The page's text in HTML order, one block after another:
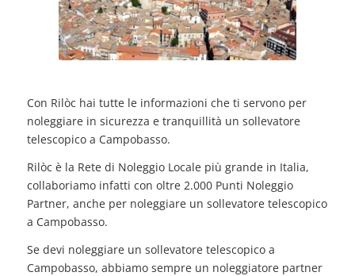
Con Rilòc hai tutte le informazioni che ti servono per
noleggiare in sicurezza e tranquillità un sollevatore
telescopico a Campobasso.
Rilòc è la Rete di Noleggio Locale più grande in Italia,
collaboriamo infatti con oltre 2.000 Punti Noleggio
Partner, anche per noleggiare un sollevatore telescopico
a Campobasso.
Se devi noleggiare un sollevatore telescopico a
Campobasso, abbiamo sempre un noleggiatore partner